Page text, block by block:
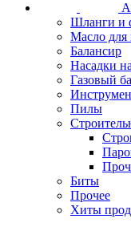
Шланги и
Масло для
Балансир
Насадки
Газовый
Пилы
Биты
Прочее
Хиты